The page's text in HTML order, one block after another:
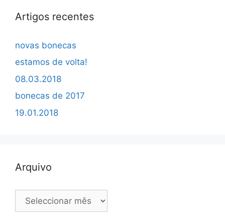
Artigos recentes
novas bonecas
estamos de volta!
08.03.2018
bonecas de 2017
19.01.2018
Arquivo
Arquivo